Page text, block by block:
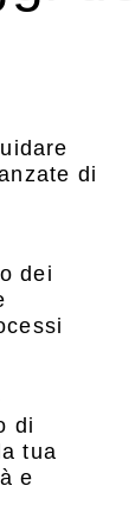
di
dei
di
tua
e